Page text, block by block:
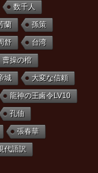
数千人
蘭 孫策
舒 台湾
曹操の棺
城 大変な信頼
龍神の王鹵令LV10
孔伷
張春華
代語訳